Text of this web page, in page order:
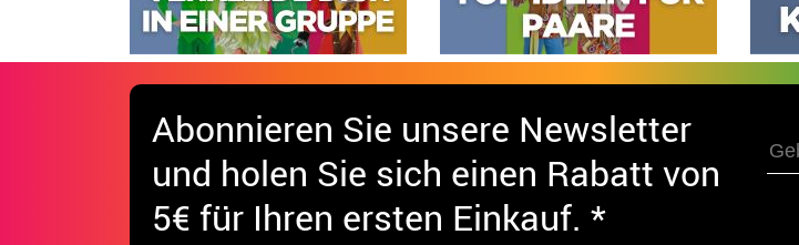
Abonnieren Sie unsere Newsletter
und holen Sie sich einen Rabatt von
5€ für Ihren ersten Einkauf. *